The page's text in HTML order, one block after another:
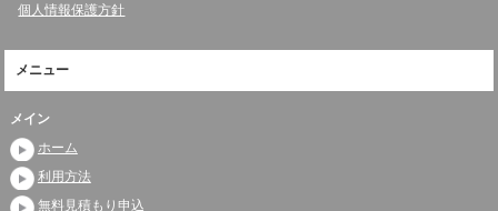
個人情報保護方針
メニュー
メイン
ホーム
利用方法
無料見積もり申込